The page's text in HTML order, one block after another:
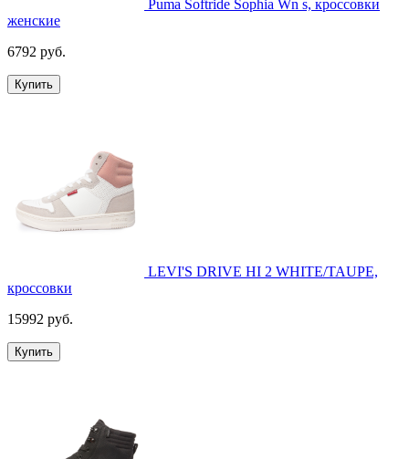
Puma Softride Sophia Wn s, кроссовки
женские
6792 руб.
Купить
LEVI'S DRIVE HI 2 WHITE/TAUPE,
кроссовки
15992 руб.
Купить